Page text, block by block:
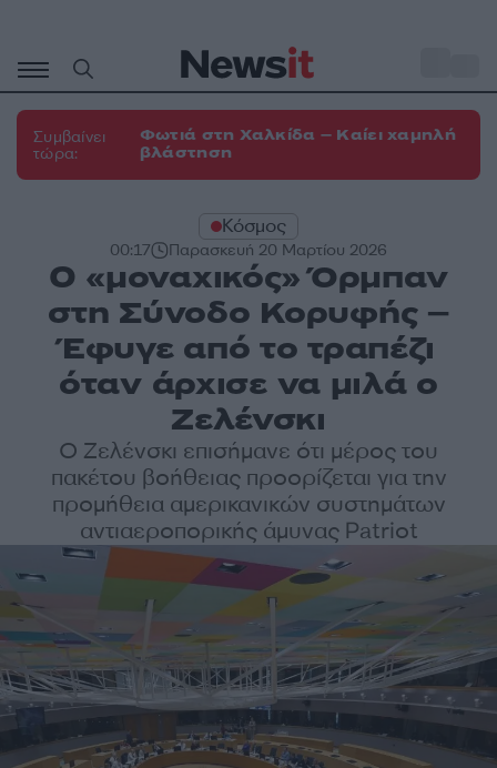
περιεχόμενο
Συμβαίνει
τώρα:
Φωτιά στη Χαλκίδα – Καίει χαμηλή
βλάστηση
Κόσμος
00:17 Παρασκευή 20 Μαρτίου 2026
Ο «μοναχικός» Όρμπαν
στη Σύνοδο Κορυφής –
Έφυγε από το τραπέζι
όταν άρχισε να μιλά ο
Ζελένσκι
Ο Ζελένσκι επισήμανε ότι μέρος του
πακέτου βοήθειας προορίζεται για την
προμήθεια αμερικανικών συστημάτων
αντιαεροπορικής άμυνας Patriot